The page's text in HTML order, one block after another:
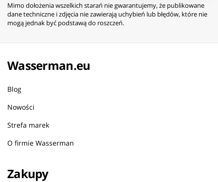
Mimo dołożenia wszelkich starań nie gwarantujemy, że publikowane
dane techniczne i zdjęcia nie zawierają uchybień lub błędów, które nie
mogą jednak być podstawą do roszczeń.
Wasserman.eu
Blog
Nowości
Strefa marek
O firmie Wasserman
Zakupy